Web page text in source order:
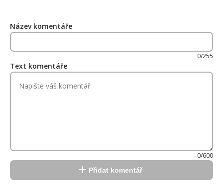
Název komentáře
0/255
Text komentáře
0/600
Přidat komentář